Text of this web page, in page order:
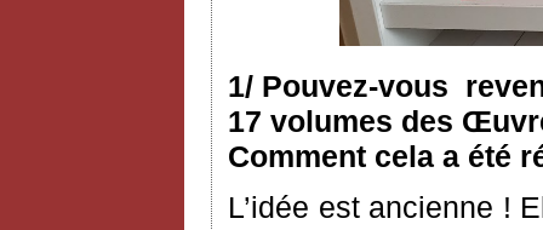
1/ Pouvez-vous
17 volumes des
Comment cela a été
L’idée est ancienne !